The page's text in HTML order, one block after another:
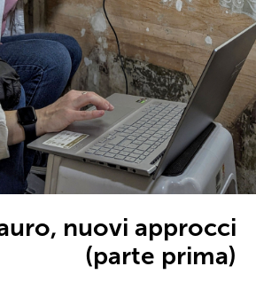
nuovi approcci
(parte prima)